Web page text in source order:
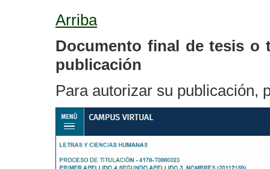
Arriba
Documento final de tesis o
publicación
Para autorizar su publicación,